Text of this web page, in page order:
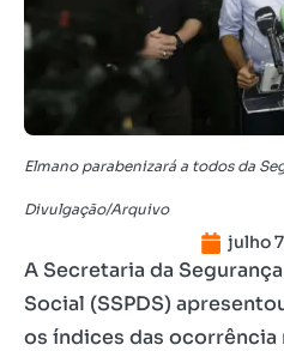
Elmano parabenizará a todos da
Divulgação/Arquivo
julho
A Secretaria da
Social (SSPDS)
os índices das ocorrência